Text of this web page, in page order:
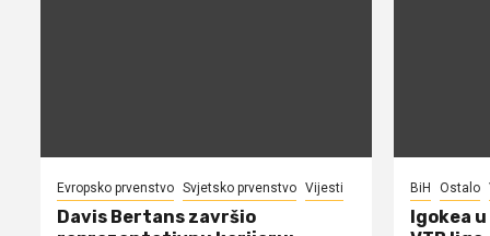
Evropsko prvenstvo Svjetsko prvenstvo Vijesti
Davis Bertans završio
BiH Ostalo
Igokea